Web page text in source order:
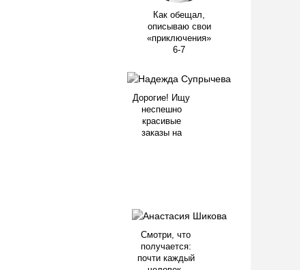
Как обещал,
описываю свои
«приключения»
6-7
Дорогие! Ищу
неспешно
красивые
заказы на
Смотри, что
получается:
почти каждый